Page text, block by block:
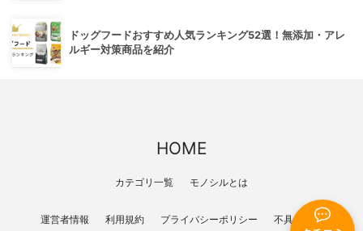
ドッグフードおすすめ人気ランキング52選！無添加・アレ
ルギー対策商品を紹介
HOME
カテゴリ一覧 モノシルとは
運営者情報 利用規約 プライバシーポリシー 不具合報告